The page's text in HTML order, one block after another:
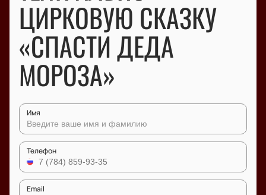
ЦИРКОВУЮ СКАЗКУ
«СПАСТИ ДЕДА
МОРОЗА»
Имя
Телефон
Email